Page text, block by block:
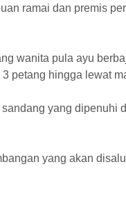
ramai dan premis
wanita pula ayu
petang hingga lewat
yang dipenuhi
yang akan